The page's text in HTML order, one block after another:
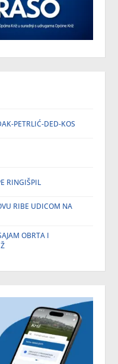
PETRLIĆ-DED-KOS
RINGIŠPIL
RIBE UDICOM NA
OBRTA I